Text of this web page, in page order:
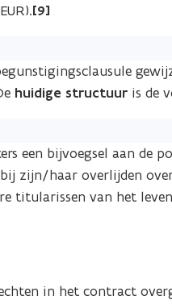
[9]
huidige structuur is de
een bijvoegsel aan de
zijn/haar overlijden
titularissen van het
in het contract